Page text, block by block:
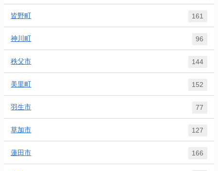
皆野町 161
神川町 96
秩父市 144
美里町 152
羽生市 77
草加市 127
蓮田市 166